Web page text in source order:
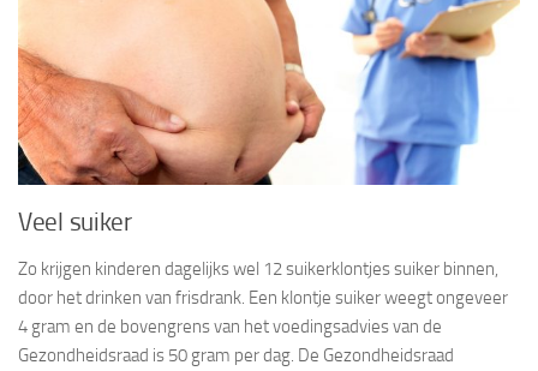
Veel suiker
Zo krijgen kinderen dagelijks wel 12 suikerklontjes suiker binnen,
door het drinken van frisdrank. Een klontje suiker weegt ongeveer
4 gram en de bovengrens van het voedingsadvies van de
Gezondheidsraad is 50 gram per dag. De Gezondheidsraad